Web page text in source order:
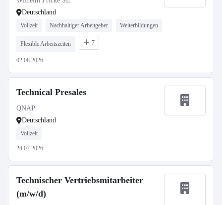
Deutschland
Vollzeit Nachhaltiger Arbeitgeber Weiterbildungen
Flexible Arbeitszeiten 7
02.08.2026
Technical Presales
QNAP
Deutschland
Vollzeit
24.07.2026
Technischer Vertriebsmitarbeiter
(m/w/d)